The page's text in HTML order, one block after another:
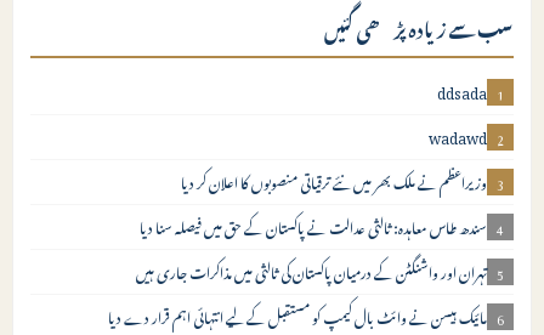
سب سے زیادہ پڑھی گئیں
1
ddsada
2
wadawd
3 وزیراعظم نے ملک بھر میں نئے ترقیاتی منصوبوں کا اعلان کر دیا
4 سندھ طاس معاہدہ: ثالثی عدالت نے پاکستان کے حق میں فیصلہ سنا دیا
5 تہران اور واشنگٹن کے درمیان پاکستان کی ثالثی میں مذاکرات جاری ہیں
6 مائیک ہیسن نے وائٹ بال کیمپ کو مستقبل کے لیے انتہائی اہم قرار دے دیا